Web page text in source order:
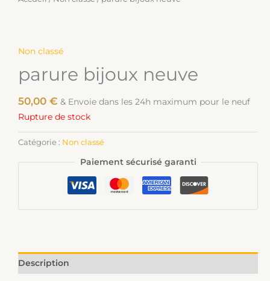
Non classé
parure bijoux neuve
50,00 € & Envoie dans les 24h maximum pour le neuf
Rupture de stock
Catégorie : Non classé
Paiement sécurisé garanti
Description